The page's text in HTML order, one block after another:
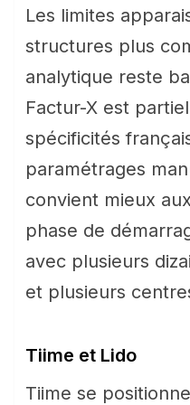
Les limites
structures plus
analytique reste
Factur-X est
spécificités
paramétrages
convient mieux
phase de
avec plusieurs
et plusieurs
Tiime et Lido
Tiime se